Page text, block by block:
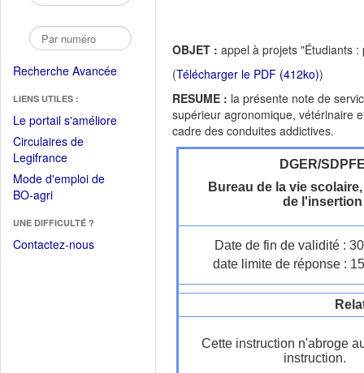
Recherche Avancée
LIENS UTILES :
Le portail s'améliore(Fichier
Circulaires de
Legifrance(Ouvrir
dans
une
fenêtre)
Mode d'emploi de
BO-agri(Ouvrir
une
nouvelle
UNE DIFFICULTÉ ?
Contactez-nous
OBJET : appel à projets "Étudiants
(Télécharger le PDF (412ko))
RESUME : la présente note de
supérieur agronomique, vétérinaire
cadre des conduites addictives.
DGER/
Bureau de la vie
de l'insertion
Date de fin de validité :
date limite de réponse :
Cette instruction n'abroge
instruction.